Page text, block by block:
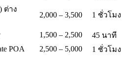
ต่าง
2,000 – 3,500 1 ชั่วโมง
1,500 – 2,500
45 นาที
POA
2,500 – 5,000 1 ชั่วโมง